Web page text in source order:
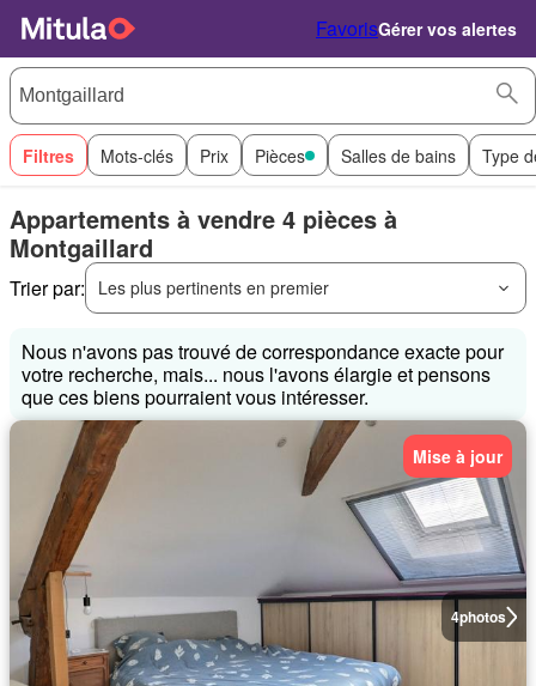
FavorisGérer vos alertes
Filtres Mots-clés Prix Pièces Salles de bains Type
Appartements à vendre 4 pièces à
Montgaillard
Trier par: Les plus pertinents en premier
Nous n'avons pas trouvé de correspondance exacte pour
votre recherche, mais... nous l'avons élargie et pensons
que ces biens pourraient vous intéresser.
4photos
Mise à jour